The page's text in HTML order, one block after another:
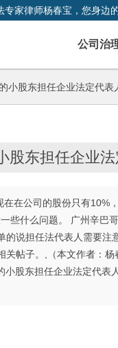
家律师杨春宝，您身边
公司治
小股东担任企业法定代表
股东担任企业
在公司的股份只有10%
些什么问题。 广州辛巴
的说担任法代表人需要
关帖子。,（本文作者：
小股东担任企业法定代